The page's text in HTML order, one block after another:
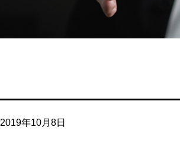
2019年10月8日